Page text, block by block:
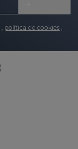
política de cookies